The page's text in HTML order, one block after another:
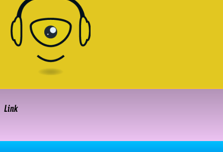
Link